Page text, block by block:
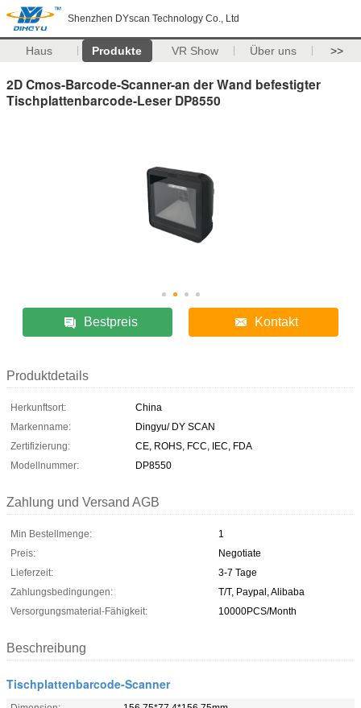
Shenzhen DYscan Technology Co., Ltd
Haus Produkte VR Show Über uns >>
2D Cmos-Barcode-Scanner-an der Wand befestigter
Tischplattenbarcode-Leser DP8550
Bestpreis Kontakt
Produktdetails
Herkunftsort:
China
Markenname:
Dingyu/ DY SCAN
Zertifizierung:
CE, ROHS, FCC, IEC, FDA
Modellnummer:
DP8550
Zahlung und Versand AGB
Min Bestellmenge:
1
Preis:
Negotiate
Lieferzeit:
3-7 Tage
Zahlungsbedingungen:
T/T, Paypal, Alibaba
Versorgungsmaterial-Fähigkeit:
10000PCS/Month
Beschreibung
Tischplattenbarcode-Scanner